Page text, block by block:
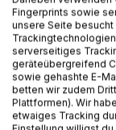
Die richtigen
wenigen Sätzen
fundamental
MLM-System
Wenn er einen
Fingerprints sowie
unsere Seite
serverseitiges
geräteübergreifend
sowie gehashte E-
betten wir zudem
Plattformen). Wir
etwaiges Tracking